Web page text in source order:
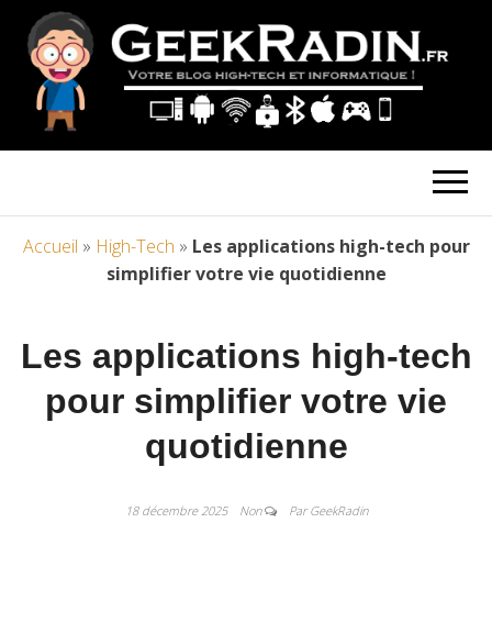
Accueil » High-Tech » Les applications high-tech pour
simplifier votre vie quotidienne
Les applications high-tech
pour simplifier votre vie
quotidienne
18 décembre 2025 Non Par GeekRadin